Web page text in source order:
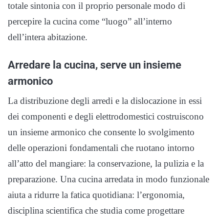
totale sintonia con il proprio personale modo di
percepire la cucina come “luogo” all’interno
dell’intera abitazione.
Arredare la cucina, serve un insieme
armonico
La distribuzione degli arredi e la dislocazione in essi
dei componenti e degli elettrodomestici costruiscono
un insieme armonico che consente lo svolgimento
delle operazioni fondamentali che ruotano intorno
all’atto del mangiare: la conservazione, la pulizia e la
preparazione. Una cucina arredata in modo funzionale
aiuta a ridurre la fatica quotidiana: l’ergonomia,
disciplina scientifica che studia come progettare